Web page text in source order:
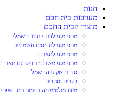
חנות
מערכות בית חכם
מוצרי הבית החכם
מתגי מגע לדוד / תנור חשמלי
מתגי מגע לתריסים חשמליים
מתגי מגע לתאורה
מתגי מגע משולבי תריס עם תאורה
סדרת שקעי החשמל
בקרים נסתרים
מיזוג מולטימדיה וחימום תת-רצפתי